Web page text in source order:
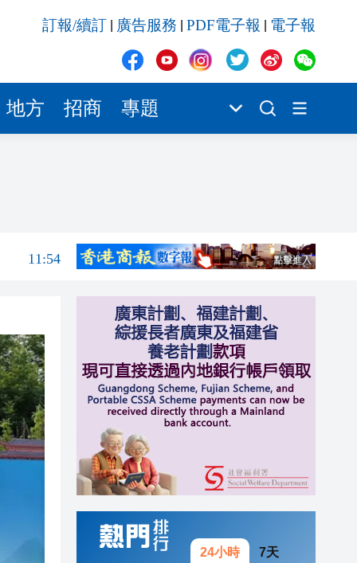
訂報/續訂 廣告服務 PDF電子報 電子報
地方 招商 專題
11:53
11:46
11:54
11:46
11:42
11:33
11:57
24小時 7天